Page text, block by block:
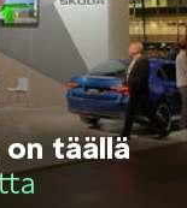
täällä